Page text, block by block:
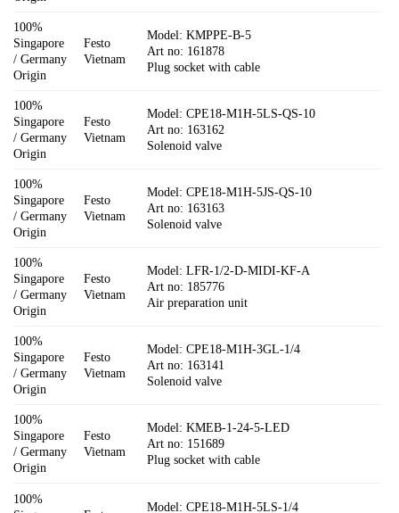
100%
Singapore
/ Germany
Origin
Festo
Vietnam
Model: KMPPE-B-5
Art no: 161878
Plug socket with cable
100%
Singapore
/ Germany
Origin
Festo
Vietnam
Model: CPE18-M1H-5LS-QS-10
Art no: 163162
Solenoid valve
100%
Singapore
/ Germany
Origin
Festo
Vietnam
Model: CPE18-M1H-5JS-QS-10
Art no: 163163
Solenoid valve
100%
Singapore
/ Germany
Origin
Festo
Vietnam
Model: LFR-1/2-D-MIDI-KF-A
Art no: 185776
Air preparation unit
100%
Singapore
/ Germany
Origin
Festo
Vietnam
Model: CPE18-M1H-3GL-1/4
Art no: 163141
Solenoid valve
100%
Singapore
/ Germany
Origin
Festo
Vietnam
Model: KMEB-1-24-5-LED
Art no: 151689
Plug socket with cable
100%
Model: CPE18-M1H-5LS-1/4